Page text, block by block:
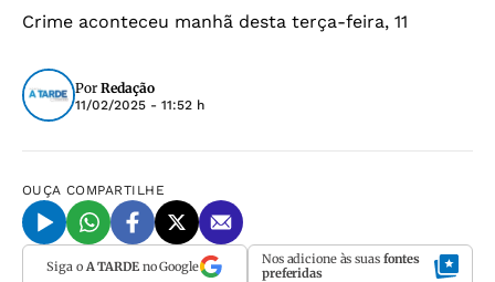
Crime aconteceu manhã desta terça-feira, 11
Por Redação
11/02/2025 - 11:52 h
OUÇA COMPARTILHE
Siga o A TARDEno Google Nos adicione às suas fontes
preferidas